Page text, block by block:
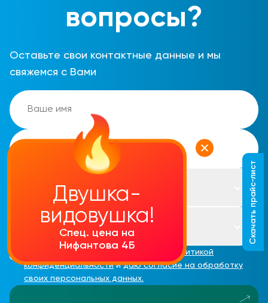
вопросы?
Оставьте свои контактные данные и мы
свяжемся с Вами
Завтра, 10.08.2026
Ближайшее
Я подтверждаю, что ознакомлен с
политикой
конфиденциальностиидаю согласие на обработку
своих персональных данных.
Скачать прайс-лист
Двушка-
видовушка!
Спец. цена на
Нифантова 4Б